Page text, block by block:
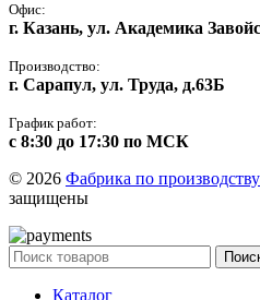
Офис:
г. Казань, ул. Академика
Производство:
г. Сарапул, ул. Труда, д.63Б
График работ:
с 8:30 до 17:30 по МСК
© 2026 Фабрика по
защищены
Каталог